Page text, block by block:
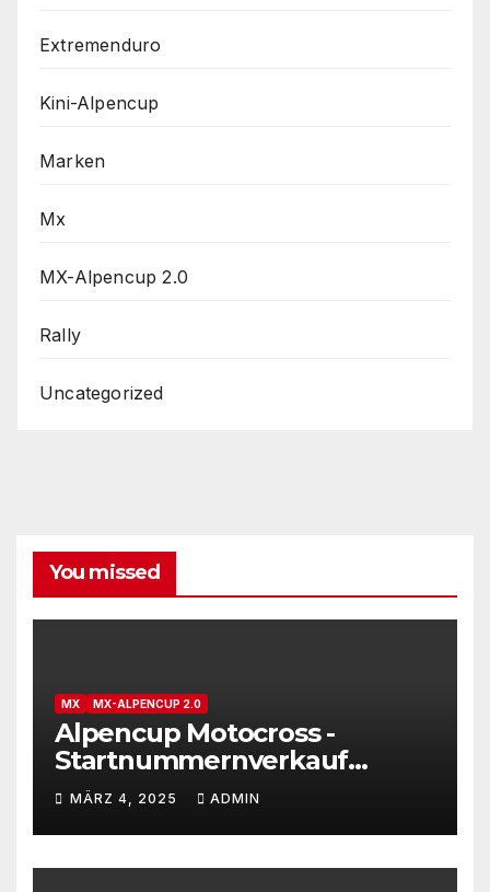
Extremenduro
Kini-Alpencup
Marken
Mx
MX-Alpencup 2.0
Rally
Uncategorized
You missed
MX MX-ALPENCUP 2.0
Alpencup Motocross -
Startnummernverkauf
gestartet
MÄRZ 4, 2025 ADMIN